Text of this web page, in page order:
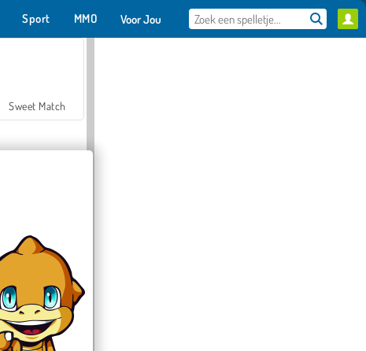
Sport MMO Voor Jou
Sweet Match
Zen Solitaire